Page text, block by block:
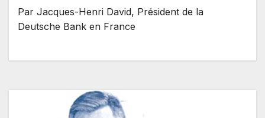
Par Jacques-Henri David, Président de la
Deutsche Bank en France